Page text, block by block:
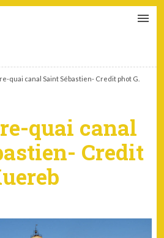
quai canal Saint Sébastien- Credit phot G.
quai canal
Credit